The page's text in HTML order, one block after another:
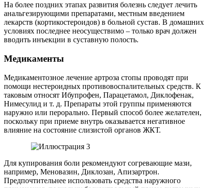
На более поздних этапах развития болезнь следует лечить
анальгезирующими препаратами, местным введением
лекарств (кортикостероидов) в больной сустав. В домашних
условиях последнее неосуществимо – только врач должен
вводить инъекции в суставную полость.
Медикаменты
Медикаментозное лечение артроза стопы проводят при
помощи нестероидных противовоспалительных средств. К
таковым относят Ибупрофен, Парацетамол, Диклофенак,
Нимесулид и т. д. Препараты этой группы применяются
наружно или перорально. Первый способ более желателен,
поскольку при приеме внутрь оказывается негативное
влияние на состояние слизистой органов ЖКТ.
Для купирования боли рекомендуют согревающие мази,
например, Меновазин, Диклозан, Апизартрон.
Предпочтительнее использовать средства наружного